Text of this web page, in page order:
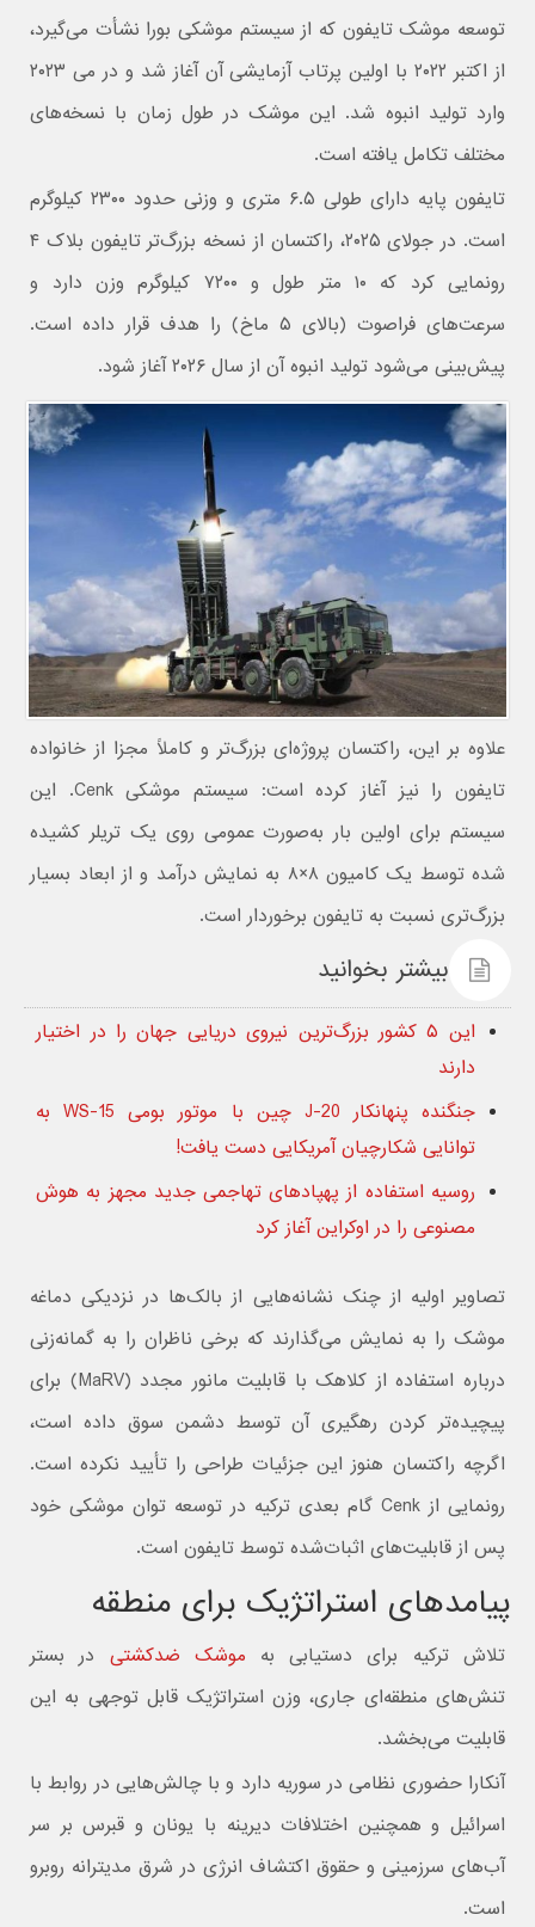
توسعه موشک تایفون که از سیستم موشکی بورا نشأت می‌گیرد،
از اکتبر ۲۰۲۲ با اولین پرتاب آزمایشی آن آغاز شد و در می ۲۰۲۳
وارد تولید انبوه شد. این موشک در طول زمان با نسخه‌های
مختلف تکامل یافته است.
تایفون پایه دارای طولی ۶.۵ متری و وزنی حدود ۲۳۰۰ کیلوگرم
است. در جولای ۲۰۲۵، راکتسان از نسخه بزرگ‌تر تایفون بلاک ۴
رونمایی کرد که ۱۰ متر طول و ۷۲۰۰ کیلوگرم وزن دارد و
سرعت‌های فراصوت (بالای ۵ ماخ) را هدف قرار داده است.
پیش‌بینی می‌شود تولید انبوه آن از سال ۲۰۲۶ آغاز شود.
علاوه بر این، راکتسان پروژه‌ای بزرگ‌تر و کاملاً مجزا از خانواده
تایفون را نیز آغاز کرده است: سیستم موشکی Cenk. این
سیستم برای اولین بار به‌صورت عمومی روی یک تریلر کشیده
شده توسط یک کامیون ۸×۸ به نمایش درآمد و از ابعاد بسیار
بزرگ‌تری نسبت به تایفون برخوردار است.
بیشتر بخوانید
این ۵ کشور بزرگ‌ترین نیروی دریایی جهان را در اختیار
دارند
جنگنده پنهانکار J-20 چین با موتور بومی WS-15 به
توانایی شکارچیان آمریکایی دست یافت!
روسیه استفاده از پهپادهای تهاجمی جدید مجهز به هوش
مصنوعی را در اوکراین آغاز کرد
تصاویر اولیه از چنک نشانه‌هایی از بالک‌ها در نزدیکی دماغه
موشک را به نمایش می‌گذارند که برخی ناظران را به گمانه‌زنی
درباره استفاده از کلاهک با قابلیت مانور مجدد (MaRV) برای
پیچیده‌تر کردن رهگیری آن توسط دشمن سوق داده است،
اگرچه راکتسان هنوز این جزئیات طراحی را تأیید نکرده است.
رونمایی از Cenk گام بعدی ترکیه در توسعه توان موشکی خود
پس از قابلیت‌های اثبات‌شده توسط تایفون است.
پیامدهای استراتژیک برای منطقه
تلاش ترکیه برای دستیابی به موشک ضدکشتی در بستر
تنش‌های منطقه‌ای جاری، وزن استراتژیک قابل توجهی به این
قابلیت می‌بخشد.
آنکارا حضوری نظامی در سوریه دارد و با چالش‌هایی در روابط با
اسرائیل و همچنین اختلافات دیرینه با یونان و قبرس بر سر
آب‌های سرزمینی و حقوق اکتشاف انرژی در شرق مدیترانه روبرو
است.